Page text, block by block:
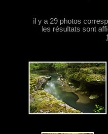
il y a 29 photos
les résultats sont
1